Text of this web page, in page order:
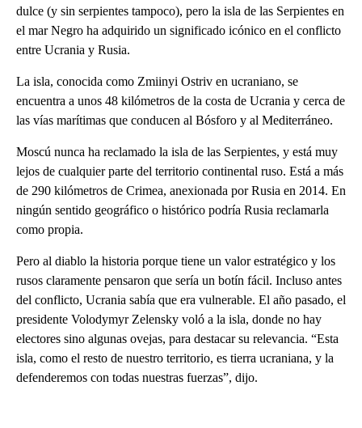
dulce (y sin serpientes tampoco), pero la isla de las Serpientes en
el mar Negro ha adquirido un significado icónico en el conflicto
entre Ucrania y Rusia.
La isla, conocida como Zmiinyi Ostriv en ucraniano, se
encuentra a unos 48 kilómetros de la costa de Ucrania y cerca de
las vías marítimas que conducen al Bósforo y al Mediterráneo.
Moscú nunca ha reclamado la isla de las Serpientes, y está muy
lejos de cualquier parte del territorio continental ruso. Está a más
de 290 kilómetros de Crimea, anexionada por Rusia en 2014. En
ningún sentido geográfico o histórico podría Rusia reclamarla
como propia.
Pero al diablo la historia porque tiene un valor estratégico y los
rusos claramente pensaron que sería un botín fácil. Incluso antes
del conflicto, Ucrania sabía que era vulnerable. El año pasado, el
presidente Volodymyr Zelensky voló a la isla, donde no hay
electores sino algunas ovejas, para destacar su relevancia. “Esta
isla, como el resto de nuestro territorio, es tierra ucraniana, y la
defenderemos con todas nuestras fuerzas”, dijo.